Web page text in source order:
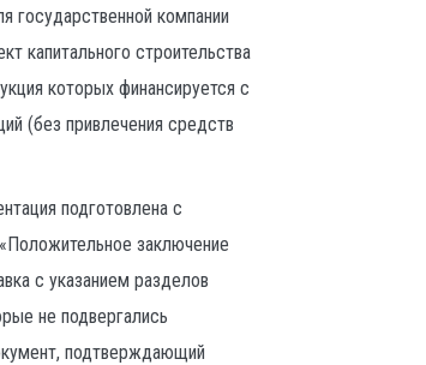
государственной компании
капитального строительства
которых финансируется с
(без привлечения средств
подготовлена с
заключение
с указанием разделов
не подвергались
подтверждающий